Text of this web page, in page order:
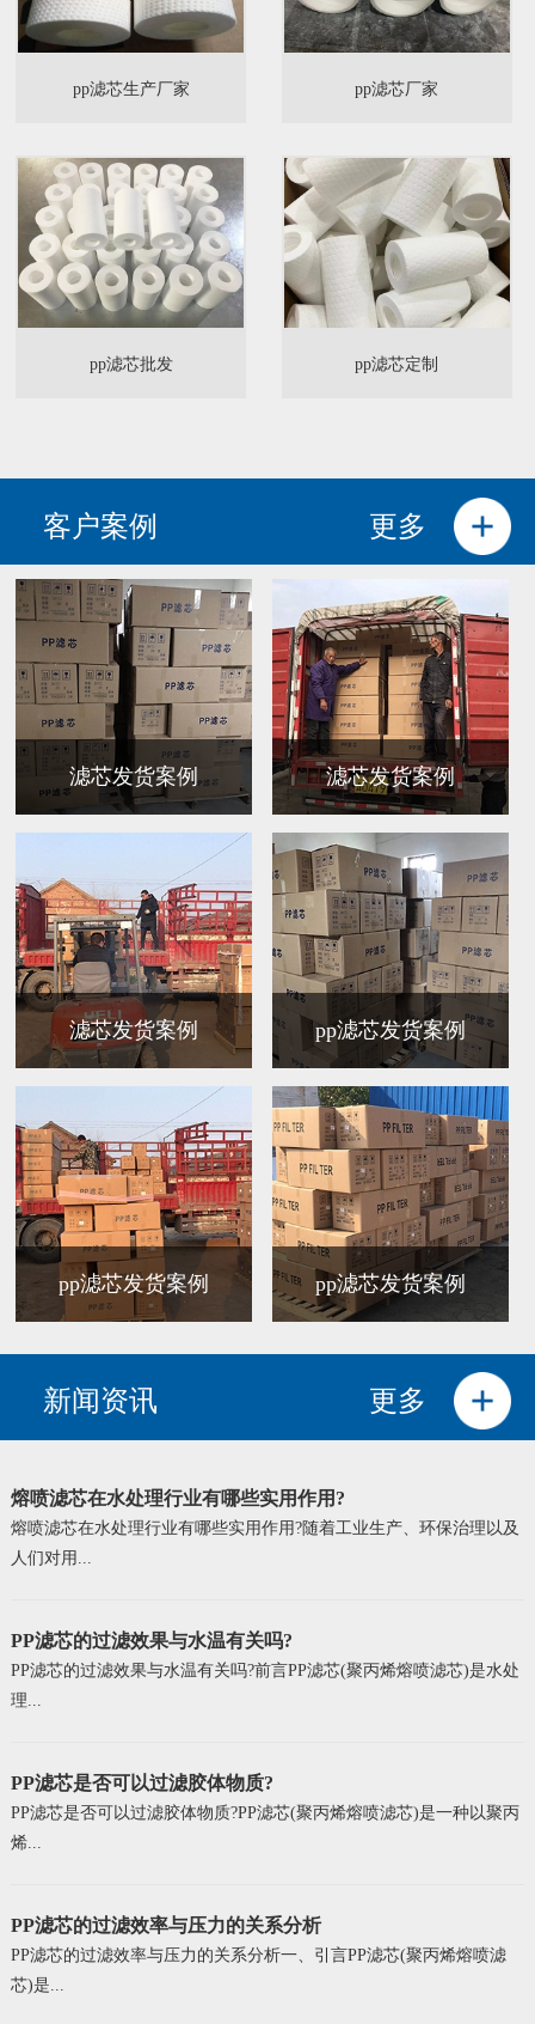
pp滤芯生产厂家 pp滤芯厂家
pp滤芯批发 pp滤芯定制
客户案例 更多
滤芯发货案例 滤芯发货案例
滤芯发货案例 pp滤芯发货案例
pp滤芯发货案例 pp滤芯发货案例
新闻资讯 更多
熔喷滤芯在水处理行业有哪些实用作用?
熔喷滤芯在水处理行业有哪些实用作用?随着工业生产、环保治理以及
人们对用...
PP滤芯的过滤效果与水温有关吗?
PP滤芯的过滤效果与水温有关吗?前言PP滤芯(聚丙烯熔喷滤芯)是水处
理...
PP滤芯是否可以过滤胶体物质?
PP滤芯是否可以过滤胶体物质?PP滤芯(聚丙烯熔喷滤芯)是一种以聚丙
烯...
PP滤芯的过滤效率与压力的关系分析
PP滤芯的过滤效率与压力的关系分析一、引言PP滤芯(聚丙烯熔喷滤
芯)是...